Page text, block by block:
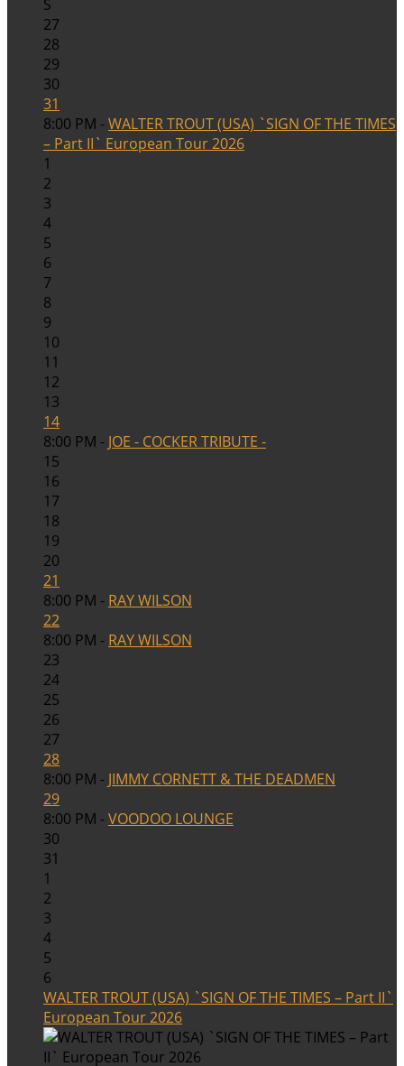
S
27
28
29
30
31
8:00 PM -WALTER TROUT (USA) `SIGN OF THE TIMES
– Part II` European Tour 2026
1
2
3
4
5
6
7
8
9
10
11
12
13
14
8:00 PM - JOE - COCKER TRIBUTE -
15
16
17
18
19
20
21
8:00 PM - RAY WILSON
22
8:00 PM - RAY WILSON
23
24
25
26
27
28
8:00 PM - JIMMY CORNETT & THE DEADMEN
29
8:00 PM -VOODOO LOUNGE
30
31
1
2
3
4
5
6
WALTER TROUT (USA) `SIGN OF THE TIMES – Part II`
European Tour 2026